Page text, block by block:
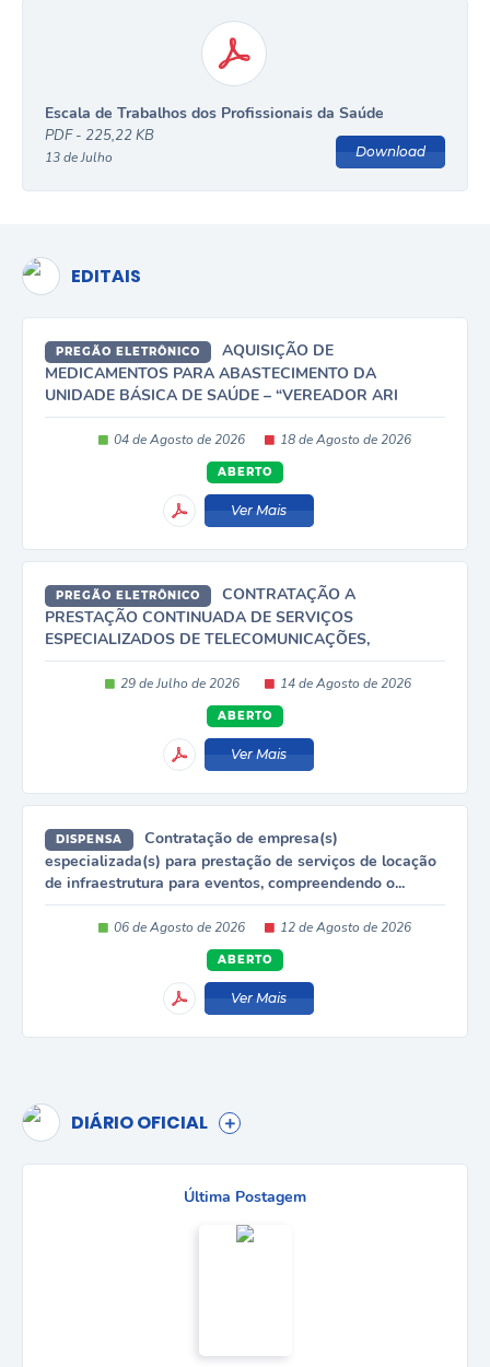
Escala de Trabalhos dos Profissionais da Saúde
PDF - 225,22 KB
13 de Julho Download
EDITAIS
PREGÃO ELETRÔNICO
AQUISIÇÃO DE
MEDICAMENTOS PARA ABASTECIMENTO DA
UNIDADE BÁSICA DE SAÚDE – “VEREADOR ARI
FERREIRA DA SILVA” E ESTRATÉGICA DA SAÚDE...
04 de Agosto de 2026 18 de Agosto de 2026
ABERTO
Ver Mais
PREGÃO ELETRÔNICO
CONTRATAÇÃO A
PRESTAÇÃO CONTINUADA DE SERVIÇOS
ESPECIALIZADOS DE TELECOMUNICAÇÕES,
COMPREENDENDO O FORNECIMENTO,
IMPLANTAÇÃO,...29 de Julho de 2026 14 de Agosto de 2026
ABERTO
Ver Mais
DISPENSA
Contratação de empresa(s)
especializada(s) para prestação de serviços de locação
de infraestrutura para eventos, compreendendo o...
06 de Agosto de 2026 12 de Agosto de 2026
ABERTO
Ver Mais
DIÁRIO OFICIAL
Última Postagem